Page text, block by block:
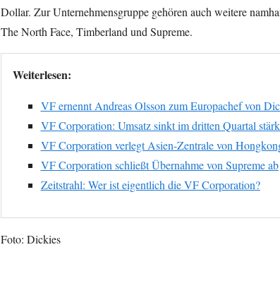
Dollar. Zur Unternehmensgruppe gehören auch weitere
The North Face, Timberland und Supreme.
Weiterlesen:
VF ernennt Andreas Olsson zum Europachef von
VF Corporation: Umsatz sinkt im dritten Quartal
VF Corporation verlegt Asien-Zentrale von
VF Corporation schließt Übernahme von Supreme ab
Zeitstrahl: Wer ist eigentlich die VF Corporation?
Foto: Dickies